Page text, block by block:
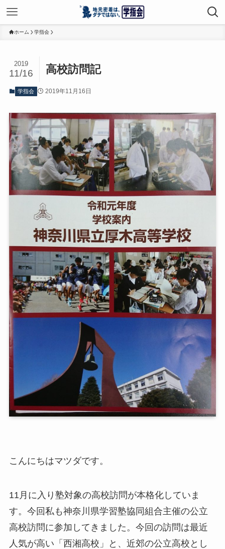
ホーム 学指会
高校訪問記
2019
11/16
学指会 2019年11月16日
こんにちはマツダです。
11月に入り塾対象の高校訪問が本格化していま
す。今回私も神奈川県学習塾協同組合主催の公立
高校訪問に参加してきました。今回の訪問は最近
人気が高い「西湘高校」と、近郊の公立高校とし